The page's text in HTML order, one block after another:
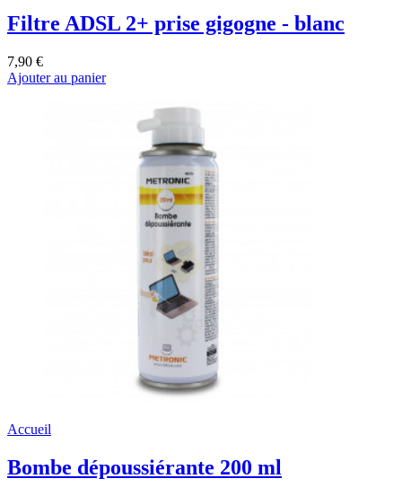
Filtre ADSL 2+ prise gigogne - blanc
7,90 €
Ajouter au panier
Accueil
Bombe dépoussiérante 200 ml